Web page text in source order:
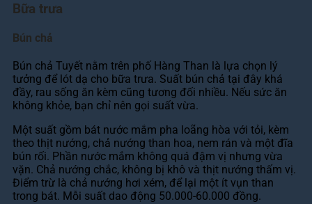
Bữa trưa
Bún chả
Bún chả Tuyết nằm trên phố Hàng Than là lựa chọn lý
tưởng để lót dạ cho bữa trưa. Suất bún chả tại đây khá
đầy, rau sống ăn kèm cũng tương đối nhiều. Nếu sức ăn
không khỏe, bạn chỉ nên gọi suất vừa.
Một suất gồm bát nước mắm pha loãng hòa với tỏi, kèm
theo thịt nướng, chả nướng than hoa, nem rán và một đĩa
bún rối. Phần nước mắm không quá đậm vị nhưng vừa
vặn. Chả nướng chắc, không bị khô và thịt nướng thấm vị.
Điểm trừ là chả nướng hơi xém, để lại một ít vụn than
trong bát. Mỗi suất dao động 50.000-60.000 đồng.